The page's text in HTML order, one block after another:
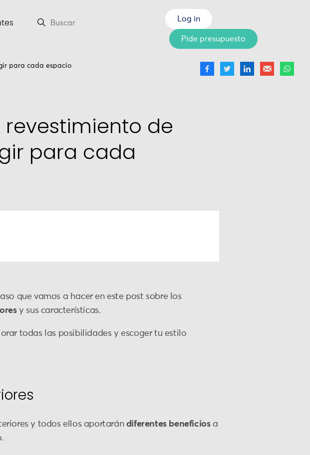
Log in
Pide presupuesto
para cada espacio
de
para cada
que vamos a hacer en este post sobre los
y sus características.
todas las posibilidades y escoger tu estilo
y todos ellos aportarán diferentes beneficiosa